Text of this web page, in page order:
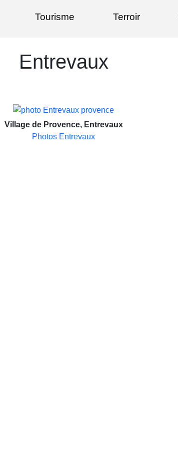
Tourisme Terroir
Entrevaux
Village de Provence, Entrevaux
Photos Entrevaux